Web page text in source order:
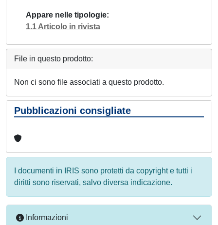
Appare nelle tipologie
1.1 Articolo in rivista
File in questo prodotto:
Non ci sono file associati a questo prodotto.
Pubblicazioni consigliate
I documenti in IRIS sono protetti da copyright e tutti i
diritti sono riservati, salvo diversa indicazione.
Informazioni